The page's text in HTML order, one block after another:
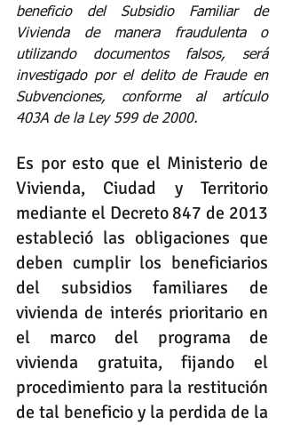
beneficio del Subsidio Familiar de
Vivienda de manera fraudulenta o
utilizando documentos falsos, será
investigado por el delito de Fraude en
Subvenciones, conforme al artículo
403A de la Ley 599 de 2000.
Es por esto que el Ministerio de
Vivienda, Ciudad y Territorio
mediante el Decreto 847 de 2013
estableció las obligaciones que
deben cumplir los beneficiarios
del subsidios familiares de
vivienda de interés prioritario en
el marco del programa de
vivienda gratuita, fijando el
procedimiento para la restitución
de tal beneficio y la perdida de la